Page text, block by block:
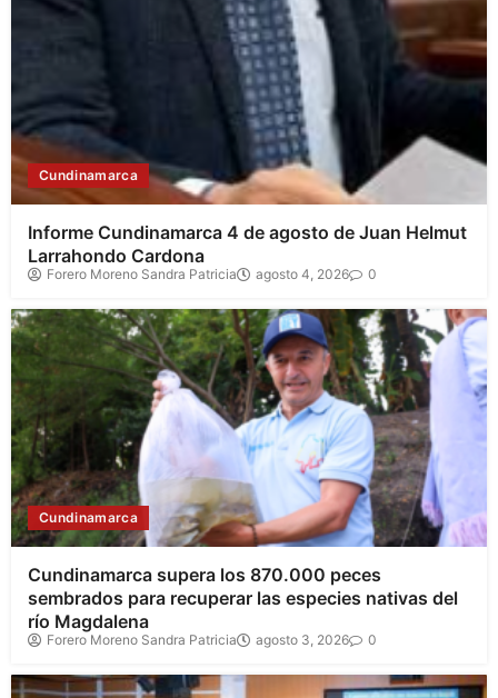
Cundinamarca
Informe Cundinamarca 4 de agosto de Juan Helmut
Larrahondo Cardona
Forero Moreno Sandra Patricia agosto 4, 2026 0
Cundinamarca
Cundinamarca supera los 870.000 peces
sembrados para recuperar las especies nativas del
río Magdalena
Forero Moreno Sandra Patricia agosto 3, 2026 0